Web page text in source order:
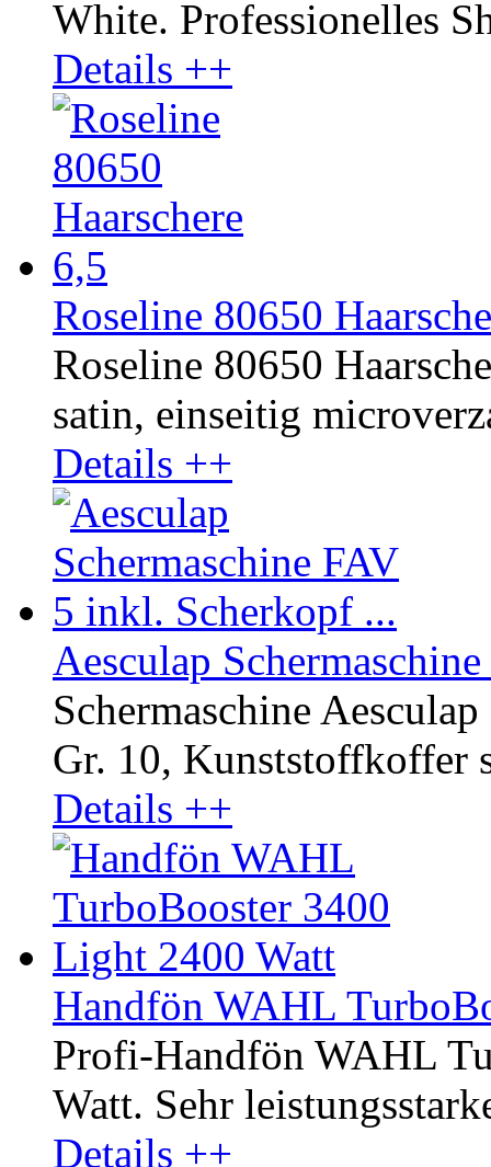
White. Professionelles
Details ++
Roseline 80650
Roseline 80650
satin, einseitig
Details ++
Aesculap
Schermaschine
Gr. 10, Kunststoffkoffer
Details ++
Handfön WAHL
Profi-Handfön WAHL
Watt. Sehr
Details ++